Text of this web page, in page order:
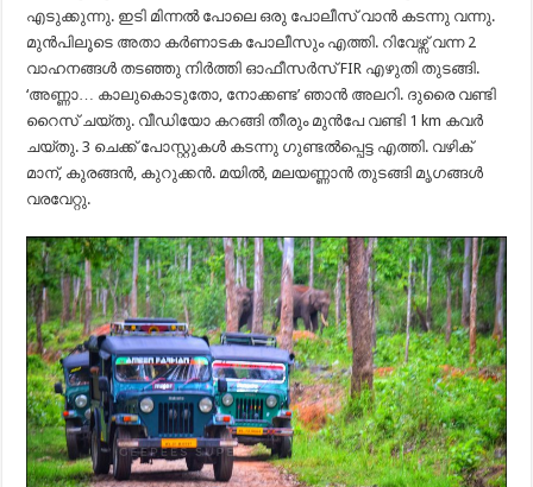
എടുക്കുന്നു. ഇടി മിന്നൽ പോലെ ഒരു പോലീസ് വാൻ കടന്നു വന്നു.
മുൻപിലൂടെ അതാ കർണാടക പോലീസും എത്തി. റിവേഴ്സ് വന്ന 2
വാഹനങ്ങൾ തടഞ്ഞു നിർത്തി ഓഫീസർസ് FIR എഴുതി തുടങ്ങി.
‘അണ്ണാ… കാലുകൊടുതോ, നോക്കണ്ട’ ഞാൻ അലറി. ദുരൈ വണ്ടി
റൈസ് ചയ്തു. വീഡിയോ കറങ്ങി തീരും മുൻപേ വണ്ടി 1 km കവർ
ചയ്തു. 3 ചെക്ക് പോസ്റ്റുകൾ കടന്നു ഗുണ്ടൽപ്പെട്ട എത്തി. വഴിക്
മാന്, കുരങ്ങൻ, കുറുക്കൻ. മയിൽ, മലയണ്ണാൻ തുടങ്ങി മൃഗങ്ങൾ
വരവേറ്റു.